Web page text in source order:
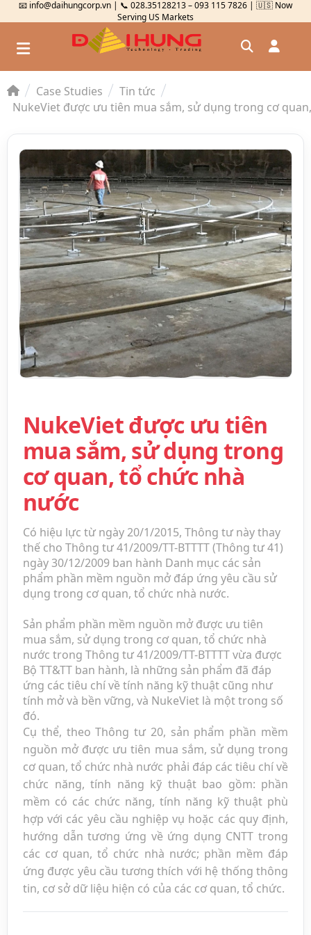
📧 info@daihungcorp.vn | 📞 028.35128213 – 093 115 7826 | 🇺🇸 Now
Serving US Markets
Đăng nhập
⟲ Kiểm tra đơn hàng
Case Studies
Tin tức
NukeViet được ưu tiên mua sắm, sử dụng trong cơ
NukeViet được ưu tiên
mua sắm, sử dụng trong
cơ quan, tổ chức nhà
nước
Có hiệu lực từ ngày 20/1/2015, Thông tư này thay
thế cho Thông tư 41/2009/TT-BTTTT (Thông tư 41)
ngày 30/12/2009 ban hành Danh mục các sản
phẩm phần mềm nguồn mở đáp ứng yêu cầu sử
dụng trong cơ quan, tổ chức nhà nước.
Sản phẩm phần mềm nguồn mở được ưu tiên
mua sắm, sử dụng trong cơ quan, tổ chức nhà
nước trong Thông tư 41/2009/TT-BTTTT vừa được
Bộ TT&TT ban hành, là những sản phẩm đã đáp
ứng các tiêu chí về tính năng kỹ thuật cũng như
tính mở và bền vững, và NukeViet là một trong số
đó.
Cụ thể, theo Thông tư 20, sản phẩm phần mềm
nguồn mở được ưu tiên mua sắm, sử dụng trong
cơ quan, tổ chức nhà nước phải đáp các tiêu chí về
chức năng, tính năng kỹ thuật bao gồm: phần
mềm có các chức năng, tính năng kỹ thuật phù
hợp với các yêu cầu nghiệp vụ hoặc các quy định,
hướng dẫn tương ứng về ứng dụng CNTT trong
các cơ quan, tổ chức nhà nước; phần mềm đáp
ứng được yêu cầu tương thích với hệ thống thông
tin, cơ sở dữ liệu hiện có của các cơ quan, tổ chức.
Bên cạnh đó, các sản phẩm phần mềm nguồn mở